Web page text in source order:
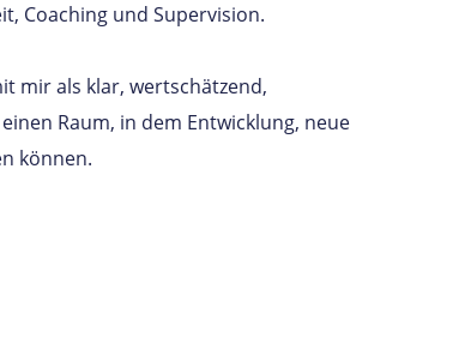
Coaching und Supervision.
mir als klar, wertschätzend,
Raum, in dem Entwicklung, neue
können.